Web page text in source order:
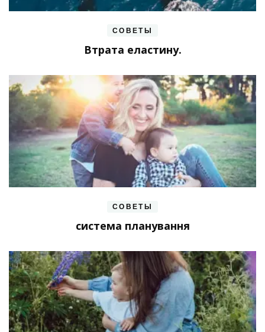
СОВЕТЫ
Втрата еластину.
СОВЕТЫ
система планування